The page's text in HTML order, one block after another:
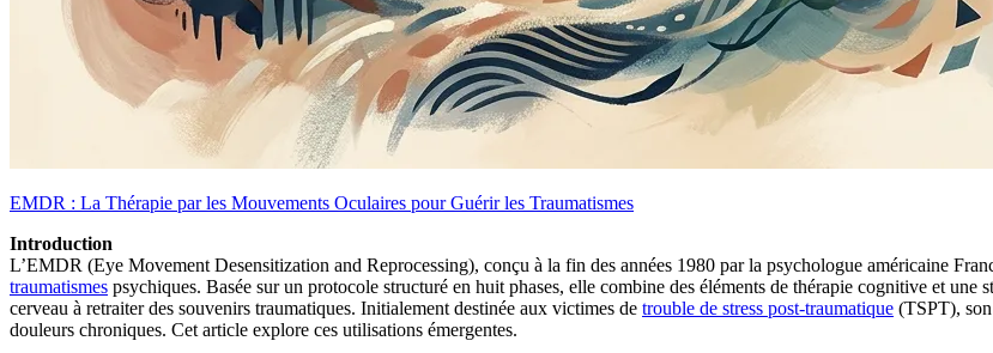
EMDR : La Thérapie par les Mouvements Oculaires pour Guérir les Traumatismes
Introduction
L’EMDR (Eye Movement Desensitization and Reprocessing), conçu à la fin des années 1980 par la psychologue américaine
traumatismes psychiques. Basée sur un protocole structuré en huit phases, elle combine des éléments de thérapie cognitive et
cerveau à retraiter des souvenirs traumatiques. Initialement destinée aux victimes de trouble de stress post-traumatique (TSPT), son
douleurs chroniques. Cet article explore ces utilisations émergentes.